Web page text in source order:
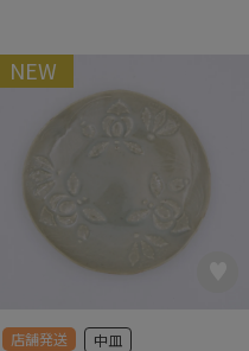
店舗発送
NEW
中皿